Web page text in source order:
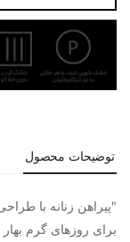
توضیحات محصول
"پیراهن زنانه با
برای روزهای گرم بهار